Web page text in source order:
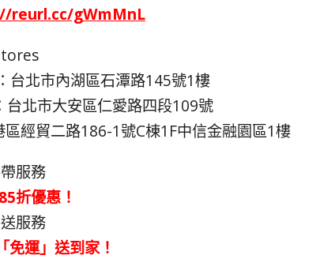
reurl.cc/gWmMnL
北市內湖區石潭路145號1樓
北市大安區仁愛路四段109號
經貿二路186-1號C棟1F中信金融園區1樓
服務
折優惠！
服務
免運」送到家！